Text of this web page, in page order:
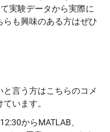
実験データから実際に
も興味のある方はぜひ
言う方はこちらのコメ
います。
からMATLAB、